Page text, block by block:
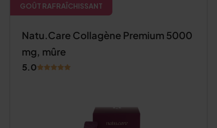
GOÛT RAFRAÎCHISSANT
Natu.Care Collagène Premium 5000
mg, mûre
5.0